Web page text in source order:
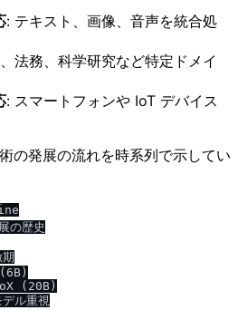
: テキスト、画像、音声を統合処
法務、科学研究など特定ドメイ
: スマートフォンや IoT デバイス
の発展の流れを時系列で示してい
の歴史
(20B)
ル重視